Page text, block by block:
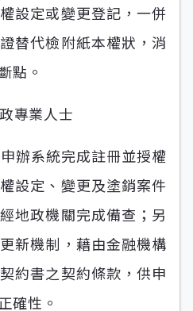
設定或變更登記，一併
替代檢附紙本權狀，消
點。
專業人士
系統完成註冊並授權
設定、變更及塗銷案件
地政機關完成備查；另
新機制，藉由金融機構
約書之契約條款，供申
確性。